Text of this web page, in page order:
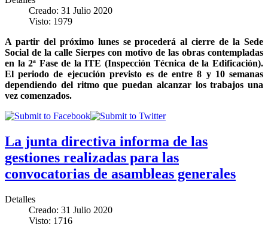
Creado: 31 Julio 2020
Visto: 1979
A partir del próximo lunes se procederá al cierre de la Sede
Social de la calle Sierpes con motivo de las obras contempladas
en la 2ª Fase de la ITE (Inspección Técnica de la Edificación).
El periodo de ejecución previsto es de entre 8 y 10 semanas
dependiendo del ritmo que puedan alcanzar los trabajos una
vez comenzados.
La junta directiva informa de las
gestiones realizadas para las
convocatorias de asambleas generales
Detalles
Creado: 31 Julio 2020
Visto: 1716